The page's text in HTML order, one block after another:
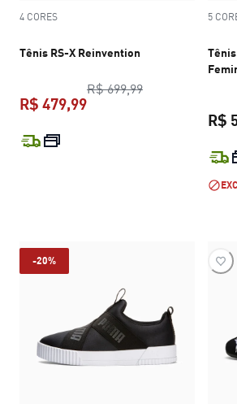
4 CORES
Tênis RS-X Reinvention
R$ 699,99preço original R$
R$ 479,99
5
R$
-20%